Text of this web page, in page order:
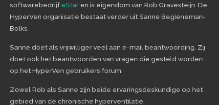
softwarebedrijfeStar en is eigendom van Rob Gravesteijn. De
HyperVen organisatie bestaat verder uit Sanne Begieneman-
Bolks.
Sanne doet als vrijwilliger veel aan e-mail beantwoording. Zij
doet ook het beantwoorden van vragen die gesteld worden
op het HyperVen gebruikers forum.
Zowel Rob als Sanne zijn beide ervaringsdeskundige op het
gebied van de chronische hyperventilatie.